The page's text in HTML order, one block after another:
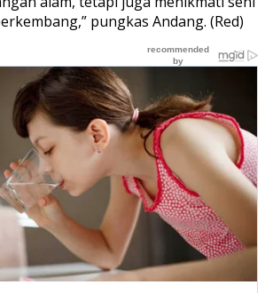
pungkas Andang. (Red)